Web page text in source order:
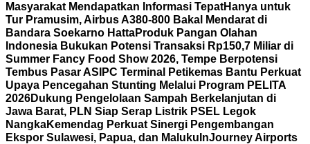
Masyarakat Mendapatkan Informasi TepatHanya untuk
Tur Pramusim, Airbus A380-800 Bakal Mendarat di
Bandara Soekarno HattaProduk Pangan Olahan
Indonesia Bukukan Potensi Transaksi Rp150,7 Miliar di
Summer Fancy Food Show 2026, Tempe Berpotensi
Tembus Pasar AS IPC Terminal Petikemas Bantu Perkuat
Upaya Pencegahan Stunting Melalui Program PELITA
2026Dukung Pengelolaan Sampah Berkelanjutan di
Jawa Barat, PLN Siap Serap Listrik PSEL Legok
NangkaKemendag Perkuat Sinergi Pengembangan
Ekspor Sulawesi, Papua, dan Maluku InJourney Airports